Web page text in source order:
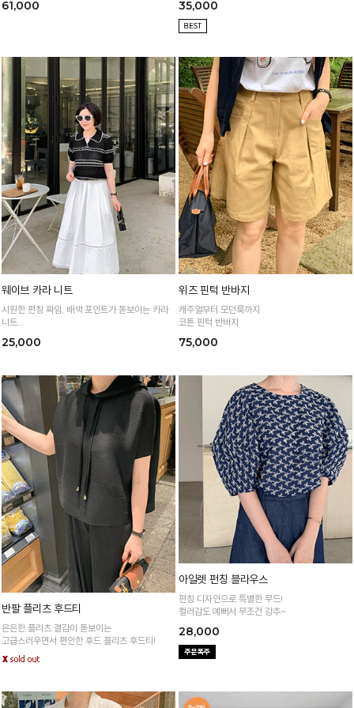
61,000 35,000
웨이브 카라 니트
시원한 펀칭 짜임, 배색 포인트가 돋보이는 카라
니트
하게 입어요
25,000
위즈 핀턱 반바지
캐주얼부터 모던룩까지
코튼 핀턱 반바지
75,000
반팔 플리츠 후드티
은은한 플리츠 결감이 돋보이는
고급스러우면서 편안한 후드 플리츠 후드티!
아일렛 펀칭 블라우스
펀칭 디자인으로 특별한 무드!
컬러감도 예뻐서 무조건 강추~
28,000